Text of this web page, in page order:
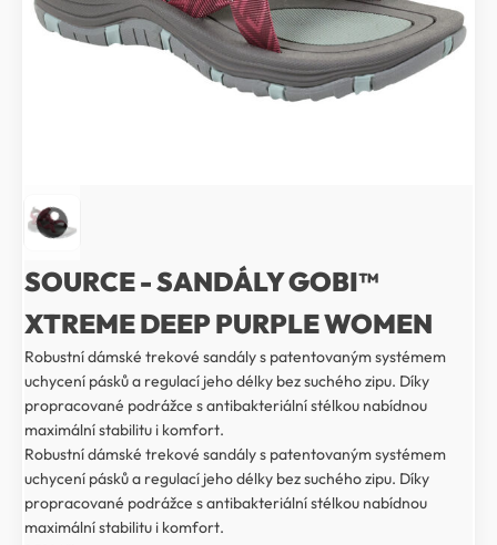
SOURCE - SANDÁLY GOBI™
XTREME DEEP PURPLE WOMEN
Robustní dámské trekové sandály s patentovaným systémem
uchycení pásků a regulací jeho délky bez suchého zipu. Díky
propracované podrážce s antibakteriální stélkou nabídnou
maximální stabilitu i komfort.
Robustní dámské trekové sandály s patentovaným systémem
uchycení pásků a regulací jeho délky bez suchého zipu. Díky
propracované podrážce s antibakteriální stélkou nabídnou
maximální stabilitu i komfort.